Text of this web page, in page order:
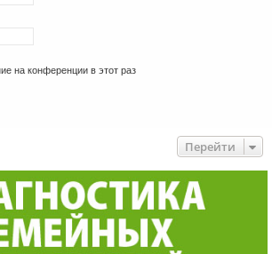
на конференции в этот раз
Перейти